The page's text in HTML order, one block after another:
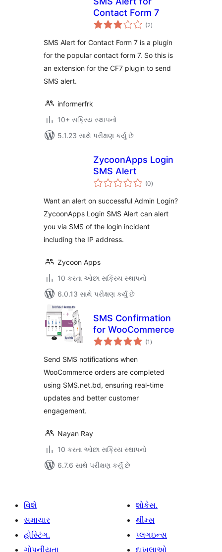
Contact Form 7
(2કુલ
રેટિંગ્સ
)
SMS Alert for Contact Form 7 is a plugin
for the popular contact form 7. So this is
an extension for the CF7 plugin to send
SMS alert.
informerfrk
10+ સક્રિય સ્થાપનો
5.1.23 સાથે પરીક્ષણ કર્યું છે
ZycoonApps Login
SMS Alert
(0કુલ
રેટિંગ્સ
)
Want an alert on successful Admin Login?
ZycoonApps Login SMS Alert can alert
you via SMS of the login incident
including the IP address.
Zycoon Apps
10 કરતા ઓછા સક્રિય સ્થાપનો
6.0.13 સાથે પરીક્ષણ કર્યું છે
SMS Confirmation
for WooCommerce
(1 કુલ
રેટિંગ્સ
)
Send SMS notifications when
WooCommerce orders are completed
using SMS.net.bd, ensuring real-time
updates and better customer
engagement.
Nayan Ray
10 કરતા ઓછા સક્રિય સ્થાપનો
6.7.6 સાથે પરીક્ષણ કર્યું છે
વિશે
સમાચાર
હોસ્ટિંગ.
ગોપનીયતા
શોકેસ.
થીમ્સ
પ્લગઇન્સ
દાખલાઓ